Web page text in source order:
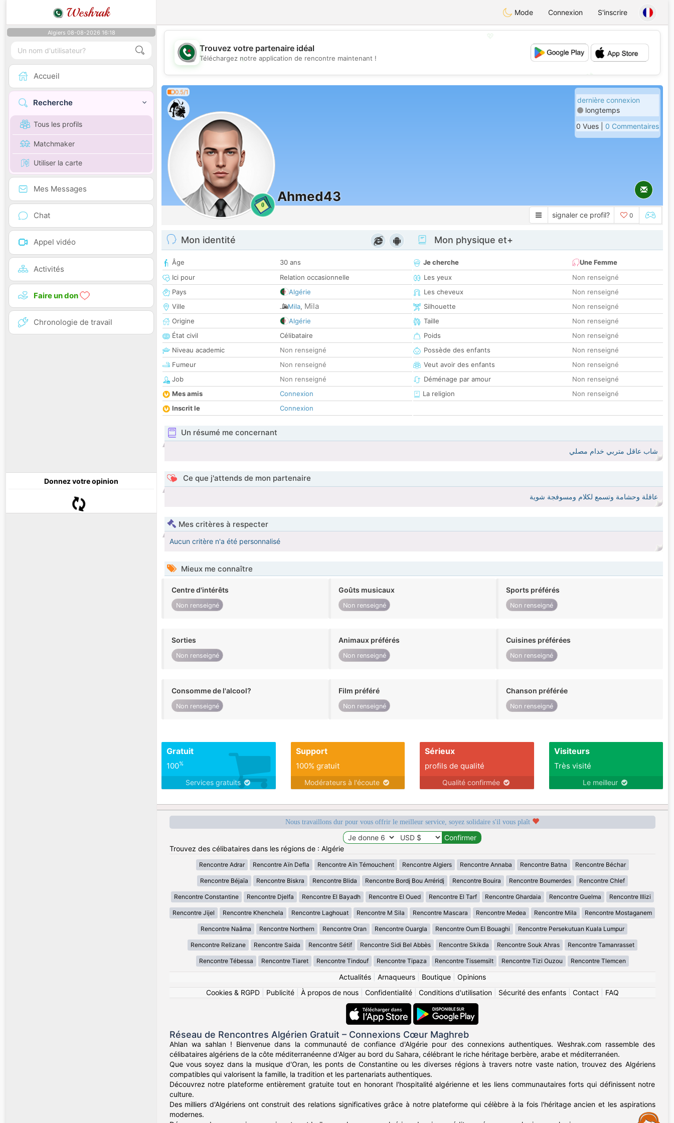
Weshrak Mode Connexion S'inscrire
Algiers 08-08-2026 16:18
Accueil
Recherche
Tous les profils
Matchmaker
Utiliser la carte
Mes Messages
Chat
Appel vidéo
Activités
Faire un don
Chronologie de travail
Donnez votre opinion
💖
Trouvez votre partenaire idéal
Téléchargez notre application de rencontre maintenant !
0.5/1
0
Ahmed43
dernière connexion
longtemps
0 Vues | 0 Commentaires
signaler ce profil? 0
Mon identité
Âge
30 ans
Ici pour
Relation occasionnelle
Pays
Algérie
Ville
Mila, Mila
Origine
Algérie
État civil
Célibataire
Niveau academic
Non renseigné
Fumeur
Non renseigné
Job
Non renseigné
Mes amis
Connexion
Inscrit le
Connexion
Mon physique et+
Je cherche
Une Femme
Les yeux
Non renseigné
Les cheveux
Non renseigné
Silhouette
Non renseigné
Taille
Non renseigné
Poids
Non renseigné
Possède des enfants
Non renseigné
Veut avoir des enfants
Non renseigné
Déménage par amour
Non renseigné
La religion
Non renseigné
Un résumé me concernant
شاب عاقل متربي خدام مصلي
Ce que j'attends de mon partenaire
عاقلة وحشامة وتسمع لكلام ومسوفجة شوية
Mes critères à respecter
Aucun critère n'a été personnalisé
Mieux me connaître
Centre d'intérêts
Non renseigné
Goûts musicaux
Non renseigné
Sports préférés
Non renseigné
Sorties
Non renseigné
Animaux préférés
Non renseigné
Cuisines préférées
Non renseigné
Consomme de l'alcool?
Non renseigné
Film préféré
Non renseigné
Chanson préférée
Non renseigné
Gratuit
100%
Services gratuits
Support
100% gratuit
Modérateurs à l'écoute
Sérieux
profils de qualité
Qualité confirmée
Visiteurs
Très visité
Le meilleur
Nous travaillons dur pour vous offrir le meilleur service, soyez solidaire s'il vous plaît
Trouvez des célibataires dans les régions de : Algérie
Rencontre Adrar Rencontre Aïn Defla Rencontre Aïn Témouchent Rencontre Algiers Rencontre Annaba Rencontre Batna Rencontre Béchar
Rencontre Béjaïa Rencontre Biskra Rencontre Blida Rencontre Bordj Bou Arréridj Rencontre Bouira Rencontre Boumerdes Rencontre Chlef
Rencontre Constantine Rencontre Djelfa Rencontre El Bayadh Rencontre El Oued Rencontre El Tarf Rencontre Ghardaia Rencontre Guelma Rencontre Illizi
Rencontre Jijel Rencontre Khenchela Rencontre Laghouat Rencontre M Sila Rencontre Mascara Rencontre Medea Rencontre Mila Rencontre Mostaganem
Rencontre Naâma Rencontre Northern Rencontre Oran Rencontre Ouargla Rencontre Oum El Bouaghi Rencontre Persekutuan Kuala Lumpur
Rencontre Relizane Rencontre Saida Rencontre Sétif Rencontre Sidi Bel Abbès Rencontre Skikda Rencontre Souk Ahras Rencontre Tamanrasset
Rencontre Tébessa Rencontre Tiaret Rencontre Tindouf Rencontre Tipaza Rencontre Tissemsilt Rencontre Tizi Ouzou Rencontre Tlemcen
Actualités| Arnaqueurs| Boutique| Opinions
Cookies & RGPD| Publicité| À propos de nous| Confidentialité| Conditions d'utilisation| Sécurité des enfants| Contact| FAQ
Réseau de Rencontres Algérien Gratuit – Connexions Cœur Maghreb
Ahlan wa sahlan ! Bienvenue dans la communauté de confiance d'Algérie pour des connexions authentiques. Weshrak.com rassemble des
célibataires algériens de la côte méditerranéenne d'Alger au bord du Sahara, célébrant le riche héritage berbère, arabe et méditerranéen.
Que vous soyez dans la musique d'Oran, les ponts de Constantine ou les diverses régions à travers notre vaste nation, trouvez des Algériens
compatibles qui valorisent la famille, la tradition et les partenariats authentiques.
Découvrez notre plateforme entièrement gratuite tout en honorant l'hospitalité algérienne et les liens communautaires forts qui définissent notre
culture.
Des milliers d'Algériens ont construit des relations significatives grâce à notre plateforme qui célèbre à la fois l'héritage ancien et les aspirations
modernes.